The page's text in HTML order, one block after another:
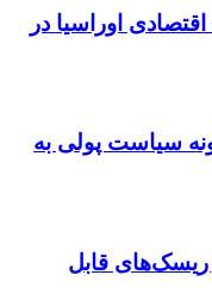
اوراسیا در
سیاست پولی به
و ریسک‌های قابل